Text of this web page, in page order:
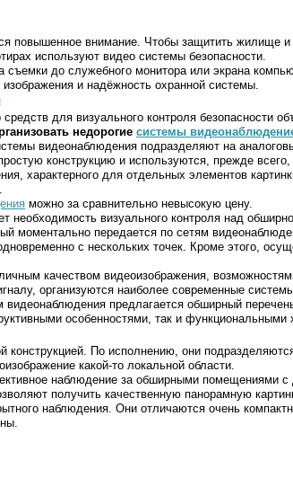
повышенное внимание. Чтобы защитить жилище
используют видео системы безопасности.
до служебного монитора или экрана
изображения и надёжность охранной системы.
для визуального контроля безопасности
недорогие системы
видеонаблюдения подразделяют на
конструкцию и используются, прежде
характерного для отдельных элементов
можно за сравнительно невысокую цену.
необходимость визуального контроля над
моментально передается по сетям
с нескольких точек. Кроме этого,
качеством видеоизображения,
организуются наиболее современные
предлагается обширный
особенностями, так и функциональными
конструкцией. По исполнению, они
какой-то локальной области.
наблюдение за обширными помещениями
получить качественную панорамную
наблюдения. Они отличаются очень